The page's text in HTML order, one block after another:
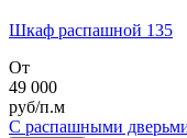
Шкаф распашной 135
От
49 000
руб/п.м
С распашными